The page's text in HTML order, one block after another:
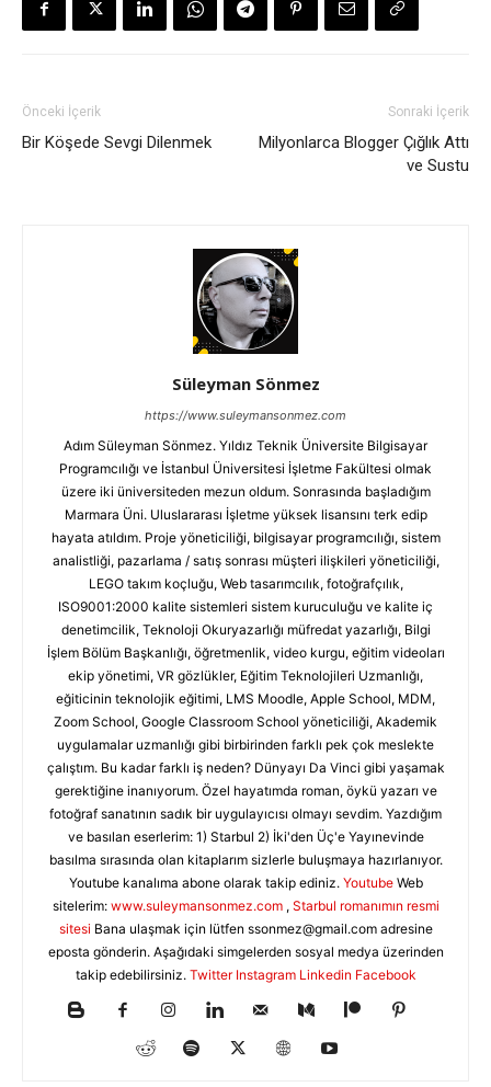
Önceki İçerik
Bir Köşede Sevgi Dilenmek
Sonraki İçerik
Milyonlarca Blogger Çığlık Attı
ve Sustu
Süleyman Sönmez
https://www.suleymansonmez.com
Adım Süleyman Sönmez. Yıldız Teknik Üniversite Bilgisayar
Programcılığı ve İstanbul Üniversitesi İşletme Fakültesi olmak
üzere iki üniversiteden mezun oldum. Sonrasında başladığım
Marmara Üni. Uluslararası İşletme yüksek lisansını terk edip
hayata atıldım. Proje yöneticiliği, bilgisayar programcılığı, sistem
analistliği, pazarlama / satış sonrası müşteri ilişkileri yöneticiliği,
LEGO takım koçluğu, Web tasarımcılık, fotoğrafçılık,
ISO9001:2000 kalite sistemleri sistem kuruculuğu ve kalite iç
denetimcilik, Teknoloji Okuryazarlığı müfredat yazarlığı, Bilgi
İşlem Bölüm Başkanlığı, öğretmenlik, video kurgu, eğitim videoları
ekip yönetimi, VR gözlükler, Eğitim Teknolojileri Uzmanlığı,
eğiticinin teknolojik eğitimi, LMS Moodle, Apple School, MDM,
Zoom School, Google Classroom School yöneticiliği, Akademik
uygulamalar uzmanlığı gibi birbirinden farklı pek çok meslekte
çalıştım. Bu kadar farklı iş neden? Dünyayı Da Vinci gibi yaşamak
gerektiğine inanıyorum. Özel hayatımda roman, öykü yazarı ve
fotoğraf sanatının sadık bir uygulayıcısı olmayı sevdim. Yazdığım
ve basılan eserlerim: 1) Starbul 2) İki'den Üç'e Yayınevinde
basılma sırasında olan kitaplarım sizlerle buluşmaya hazırlanıyor.
Youtube kanalıma abone olarak takip ediniz. YoutubeWeb
sitelerim: www.suleymansonmez.com , Starbul romanımın resmi
sitesi Bana ulaşmak için lütfen ssonmez@gmail.comadresine
eposta gönderin. Aşağıdaki simgelerden sosyal medya üzerinden
takip edebilirsiniz. Twitter Instagram Linkedin Facebook